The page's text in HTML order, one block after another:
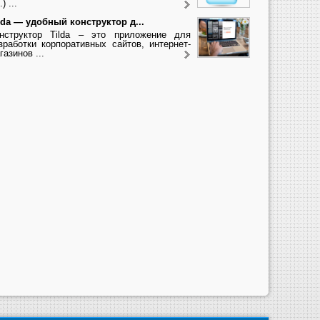
...
— удобный конструктор д...
Tilda – это приложение для
корпоративных сайтов, интернет-
...